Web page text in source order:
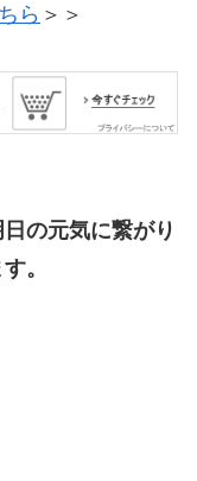
ら ＞＞
の元気に繋がり
。